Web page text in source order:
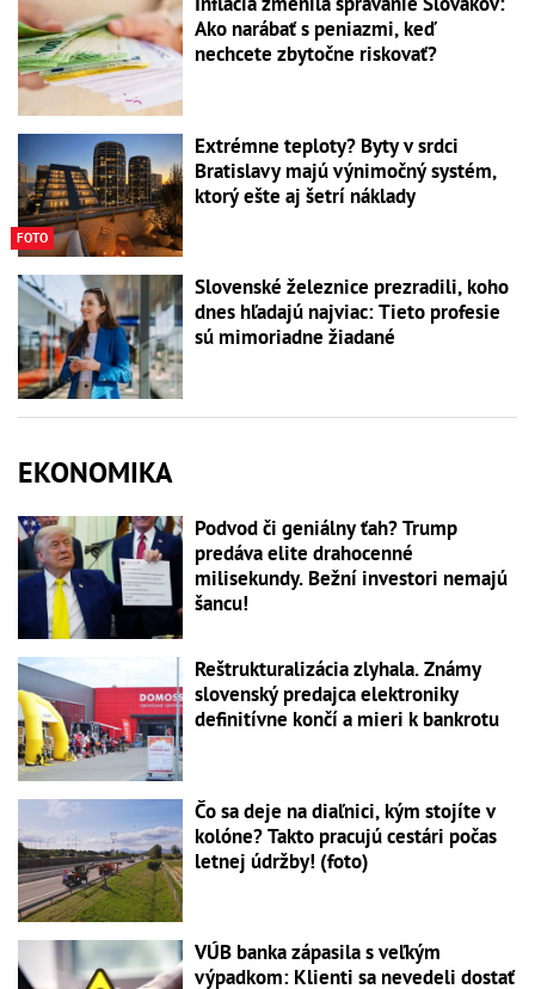
Ako narábať s peniazmi, keď
nechcete zbytočne riskovať?
FOTO
Extrémne teploty? Byty v srdci
Bratislavy majú výnimočný systém,
ktorý ešte aj šetrí náklady
Slovenské železnice prezradili, koho
dnes hľadajú najviac: Tieto profesie
sú mimoriadne žiadané
EKONOMIKA
Podvod či geniálny ťah? Trump
predáva elite drahocenné
milisekundy. Bežní investori nemajú
šancu!
Reštrukturalizácia zlyhala. Známy
slovenský predajca elektroniky
definitívne končí a mieri k bankrotu
Čo sa deje na diaľnici, kým stojíte v
kolóne? Takto pracujú cestári počas
letnej údržby! (foto)
VÚB banka zápasila s veľkým
výpadkom: Klienti sa nevedeli dostať